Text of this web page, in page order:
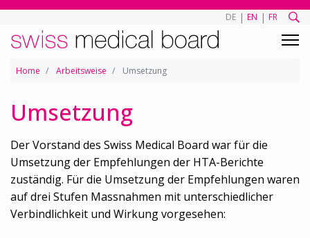
DE | EN | FR
Home Arbeitsweise Umsetzung
Umsetzung
Der Vorstand des Swiss Medical Board war für die
Umsetzung der Empfehlungen der HTA-Berichte
zuständig. Für die Umsetzung der Empfehlungen waren
auf drei Stufen Massnahmen mit unterschiedlicher
Verbindlichkeit und Wirkung vorgesehen: